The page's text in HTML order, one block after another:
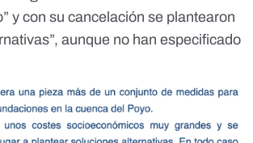
y con su cancelación se plantearon
aunque no han especificado